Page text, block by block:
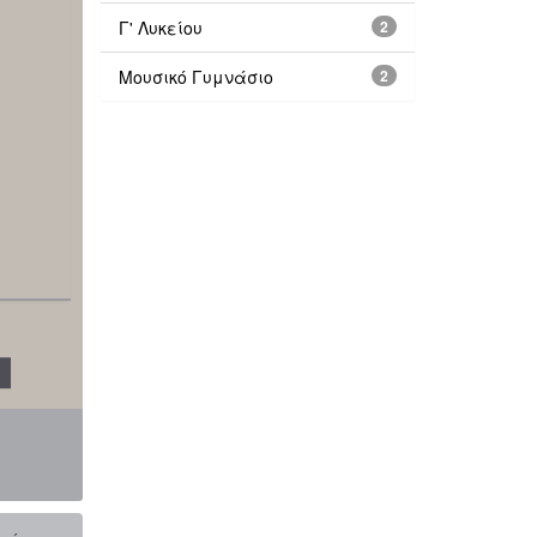
2
Γ' Λυκείου
2
Μουσικό Γυμνάσιο